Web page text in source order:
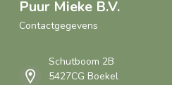
Puur Mieke B.V.
Contactgegevens
Schutboom 2B
5427CG Boekel